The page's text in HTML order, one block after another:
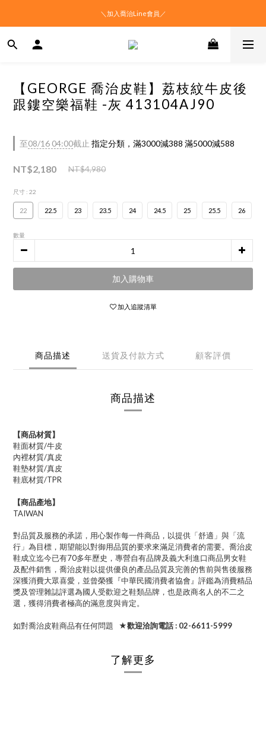
＼加入喬治Line會員／
【GEORGE 喬治皮鞋】荔枝紋牛皮後
跟鏤空樂福鞋 -灰 413104AJ90
至08/16 04:00截止 指定分類，滿3000減388 滿5000減588
NT$2,180 NT$4,980
尺寸 : 22
22 22.5 23 23.5 24 24.5 25 25.5 26
數量
加入購物車
加入追蹤清單
商品描述 送貨及付款方式 顧客評價
商品描述
【商品材質】
鞋面材質/牛皮
內裡材質/真皮
鞋墊材質/真皮
鞋底材質/TPR
【商品產地】
TAIWAN
對品質及服務的承諾，用心製作每一件商品，以提供「舒適」與「流
行」為目標，期望能以對御用品質的要求來滿足消費者的需要。喬治皮
鞋成立迄今已有70多年歷史，專營自有品牌及義大利進口商品男女鞋
及配件銷售，喬治皮鞋以提供優良的產品品質及完善的售前與售後服務
深獲消費大眾喜愛，並曾榮獲『中華民國消費者協會』評鑑為消費精品
獎及管理雜誌評選為國人受歡迎之鞋類品牌，也是政商名人的不二之
選，獲得消費者極高的滿意度與肯定。
如對喬治皮鞋商品有任何問題 ★歡迎洽詢電話 : 02-6611-5999
了解更多